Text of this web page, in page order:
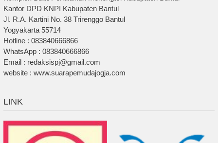
Kantor DPD KNPI Kabupaten Bantul
Jl. R.A. Kartini No. 38 Trirenggo Bantul
Yogyakarta 55714
Hotline : 083840666866
WhatsApp : 083840666866
Email : redaksispj@gmail.com
website : www.suarapemudajogja.com
LINK